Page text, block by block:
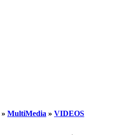
» MultiMedia » VIDEOS